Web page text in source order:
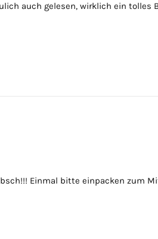
auch gelesen, wirklich ein tolles
Einmal bitte einpacken zum